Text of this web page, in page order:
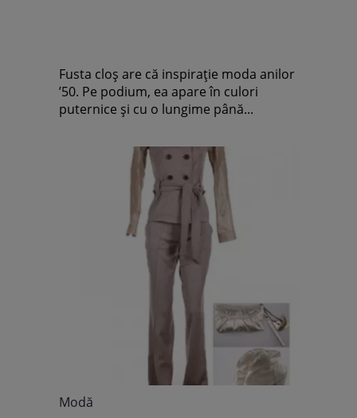
Fusta cloş are că inspiraţie moda anilor
’50. Pe podium, ea apare în culori
puternice şi cu o lungime până...
Modă